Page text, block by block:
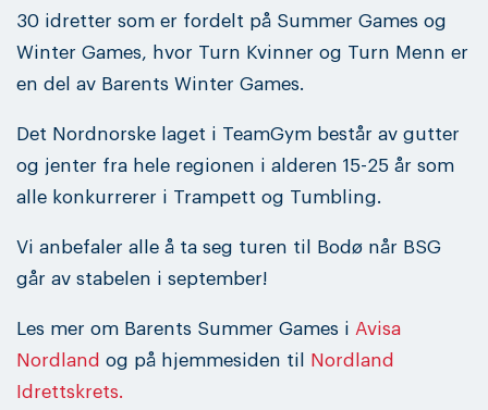
30 idretter som er fordelt på Summer Games og
Winter Games, hvor Turn Kvinner og Turn Menn er
en del av Barents Winter Games.
Det Nordnorske laget i TeamGym består av gutter
og jenter fra hele regionen i alderen 15-25 år som
alle konkurrerer i Trampett og Tumbling.
Vi anbefaler alle å ta seg turen til Bodø når BSG
går av stabelen i september!
Les mer om Barents Summer Games i Avisa
Nordland og på hjemmesiden til
Nordland
Idrettskrets.